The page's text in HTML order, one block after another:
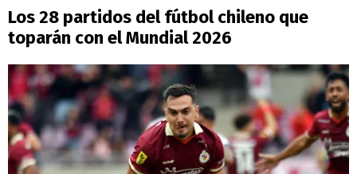
Los 28 partidos del fútbol chileno que
toparán con el Mundial 2026